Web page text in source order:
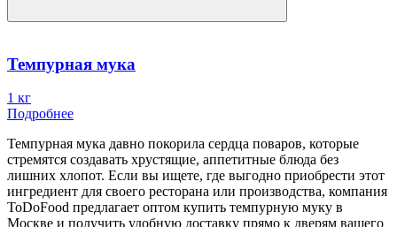
Темпурная мука
1 кг
Подробнее
Темпурная мука давно покорила сердца поваров, которые
стремятся создавать хрустящие, аппетитные блюда без
лишних хлопот. Если вы ищете, где выгодно приобрести этот
ингредиент для своего ресторана или производства, компания
ToDoFood предлагает оптом купить темпурную муку в
Москве и получить удобную доставку прямо к дверям вашего